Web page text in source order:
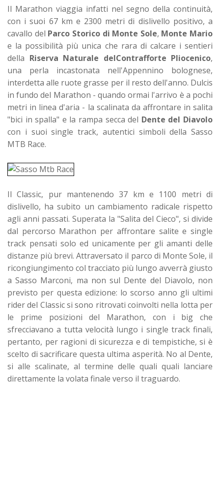
Il Marathon viaggia infatti nel segno della continuità,
con i suoi 67 km e 2300 metri di dislivello positivo, a
cavallo del Parco Storico di Monte Sole, Monte Mario
e la possibilità più unica che rara di calcare i sentieri
della Riserva Naturale delContrafforte Pliocenico,
una perla incastonata nell'Appennino bolognese,
interdetta alle ruote grasse per il resto dell'anno. Dulcis
in fundo del Marathon - quando ormai l'arrivo è a pochi
metri in linea d'aria - la scalinata da affrontare in salita
"bici in spalla" e la rampa secca del Dente del Diavolo
con i suoi single track, autentici simboli della Sasso
MTB Race.
Il Classic, pur mantenendo 37 km e 1100 metri di
dislivello, ha subito un cambiamento radicale rispetto
agli anni passati. Superata la "Salita del Cieco", si divide
dal percorso Marathon per affrontare salite e single
track pensati solo ed unicamente per gli amanti delle
distanze più brevi. Attraversato il parco di Monte Sole, il
ricongiungimento col tracciato più lungo avverrà giusto
a Sasso Marconi, ma non sul Dente del Diavolo, non
previsto per questa edizione: lo scorso anno gli ultimi
rider del Classic si sono ritrovati coinvolti nella lotta per
le prime posizioni del Marathon, con i big che
sfrecciavano a tutta velocità lungo i single track finali,
pertanto, per ragioni di sicurezza e di tempistiche, si è
scelto di sacrificare questa ultima asperità. No al Dente,
si alle scalinate, al termine delle quali quali lanciare
direttamente la volata finale verso il traguardo.